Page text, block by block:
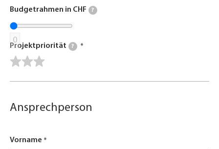
Budgetrahmen in CHF ?
0
Projektpriorität ?
Ansprechperson
Vorname